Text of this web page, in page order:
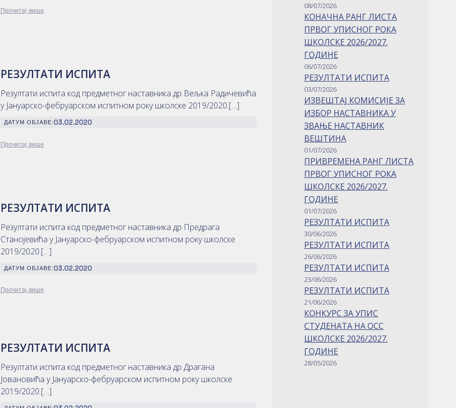
Прочитај више
РЕЗУЛТАТИ ИСПИТА
Резултати испита код предметног наставника др Вељка Радичевића
у Јануарско-фебруарском испитном року школске 2019/2020.[…]
ДАТУМ ОБЈАВЕ:03.02.2020
Прочитај више
РЕЗУЛТАТИ ИСПИТА
Резултати испита код предметног наставника др Предрага
Станојевића у Јануарско-фебруарском испитном року школске
2019/2020.[…]
ДАТУМ ОБЈАВЕ:03.02.2020
Прочитај више
РЕЗУЛТАТИ ИСПИТА
Резултати испита код предметног наставника др Драгана
Јовановића у Јануарско-фебруарском испитном року школске
2019/2020.[…]
08/07/2026
КОНАЧНА РАНГ ЛИСТА
ПРВОГ УПИСНОГ РОКА
ШКОЛСКЕ 2026/2027.
ГОДИНЕ
06/07/2026
РЕЗУЛТАТИ ИСПИТА
03/07/2026
ИЗВЕШТАЈ КОМИСИЈЕ ЗА
ИЗБОР НАСТАВНИКА У
ЗВАЊЕ НАСТАВНИК
ВЕШТИНА
01/07/2026
ПРИВРЕМЕНА РАНГ ЛИСТА
ПРВОГ УПИСНОГ РОКА
ШКОЛСКЕ 2026/2027.
ГОДИНЕ
01/07/2026
РЕЗУЛТАТИ ИСПИТА
30/06/2026
РЕЗУЛТАТИ ИСПИТА
26/06/2026
РЕЗУЛТАТИ ИСПИТА
23/06/2026
РЕЗУЛТАТИ ИСПИТА
21/06/2026
КОНКУРС ЗА УПИС
СТУДЕНАТА НА ОСС
ШКОЛСКЕ 2026/2027.
ГОДИНЕ
28/05/2026